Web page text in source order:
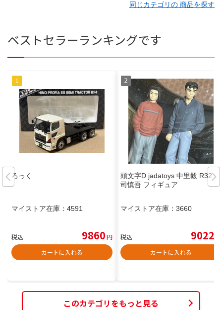
同じカテゴリの 商品を探す
ベストセラーランキングです
ろっく
マイストア在庫： 4591
税込 9860円
カートに入れる
頭文字D jadatoys 中里毅 R32 庄
司慎吾 フィギュア
マイストア在庫： 3660
税込 9022
カートに入れる
このカテゴリをもっと見る